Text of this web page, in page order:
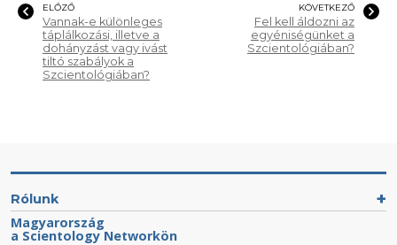
ELŐZŐ
Vannak-e különleges
táplálkozási, illetve a
dohányzást vagy ivást
tiltó szabályok a
Szcientológiában?
KÖVETKEZŐ
Fel kell áldozni az
egyéniségünket a
Szcientológiában?
Rólunk
Magyarország
a Scientology Networkön